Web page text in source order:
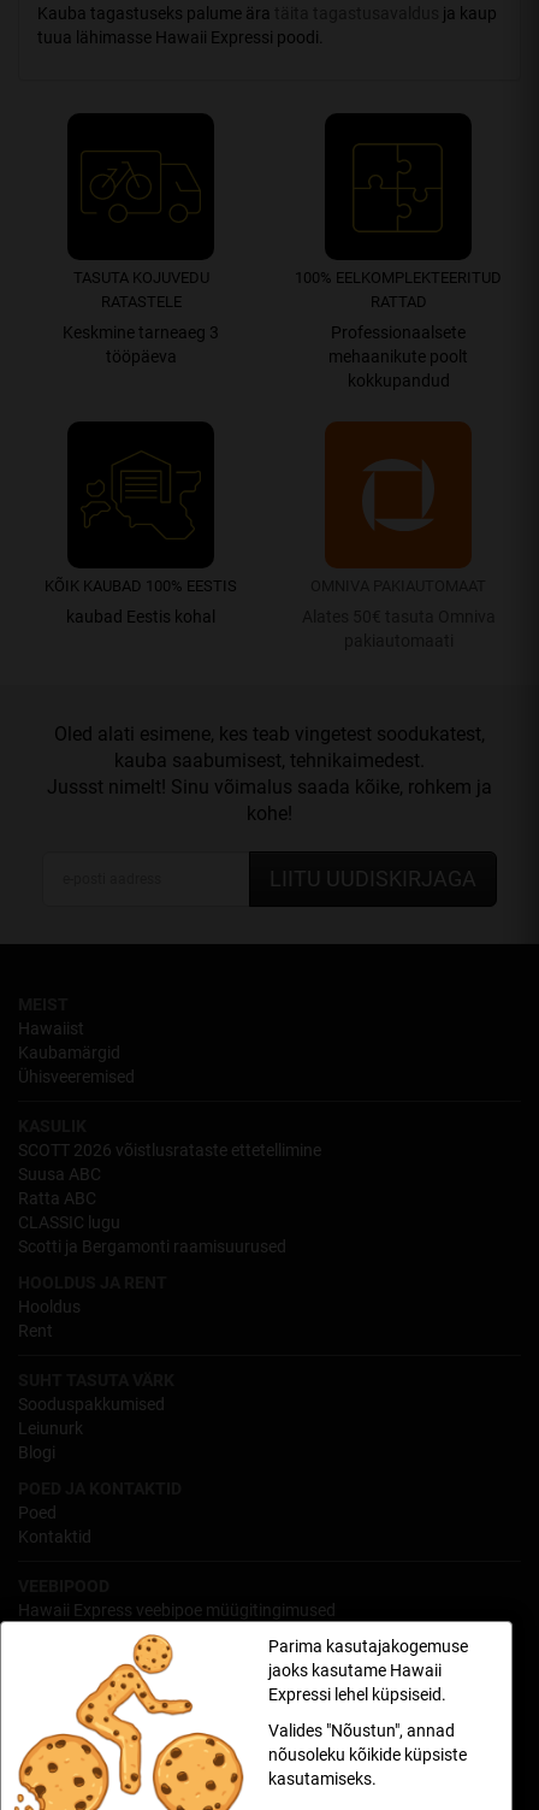
Kauba tagastuseks palume ära
ja kaup
tuua lähimasse Hawaii Expressi poodi.
TASUTA KOJUVEDU
RATASTELE
Keskmine tarneaeg 3
tööpäeva
100% EEL­­­­KOMPLEK­TEERITUD
RATTAD
Professionaalsete
mehaanikute poolt
kokkupandud
KÕIK KAUBAD 100% EESTIS
kaubad Eestis kohal
Oled alati esimene, kes teab vingetest soodukatest,
kauba saabumisest, tehnikaimedest.
Jussst nimelt! Sinu võimalus saada kõike, rohkem ja
kohe!
LIITU UUDISKIRJAGA
Parima kasutajakogemuse
jaoks kasutame Hawaii
Expressi lehel küpsiseid.
Valides "Nõustun", annad
nõusoleku kõikide küpsiste
kasutamiseks.
Hawaiist
Kaubamärgid
Ühisveeremised
SCOTT 2026 võistlusrataste ettetellimine
Suusa ABC
Ratta ABC
CLASSIC lugu
Scotti ja Bergamonti raamisuurused
Hooldus
Rent
Sooduspakkumised
Leiunurk
Blogi
Poed
Kontaktid
Hawaii Express veebipoe müügitingimused
Isikuandmete töötlemine
Kauba tagastamine
Hawaii järelmaks
Hawaii3 - maksa kolmes osas lisakuludeta
MINU HAWAII
Minu konto
Tellimuste ajalugu